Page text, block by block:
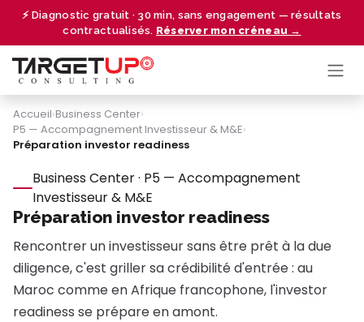
⚡ Diagnostic gratuit · 30 min, sans engagement — résultats
contractualisés. Réserver mon créneau →
Se rendre au contenu
Accueil›Business Center›
P5 — Accompagnement Investisseur & M&E›
Préparation investor readiness
Business Center · P5 — Accompagnement
Investisseur & M&E
Préparation investor readiness
Rencontrer un investisseur sans être prêt à la due
diligence, c'est griller sa crédibilité d'entrée : au
Maroc comme en Afrique francophone, l'investor
readiness se prépare en amont.